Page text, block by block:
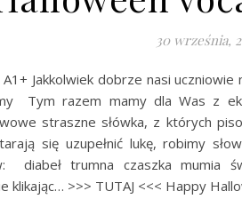
30 września,
Jakkolwiek dobrze nasi
Tym razem mamy dla Was z
straszne słówka, z których
się uzupełnić lukę, robimy
diabeł trumna czaszka mumia
klikając… >>> TUTAJ <<< Happy